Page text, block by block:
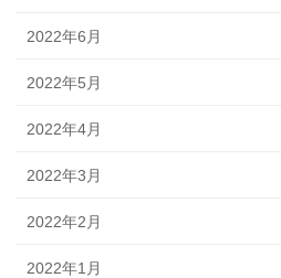
2022年6月
2022年5月
2022年4月
2022年3月
2022年2月
2022年1月